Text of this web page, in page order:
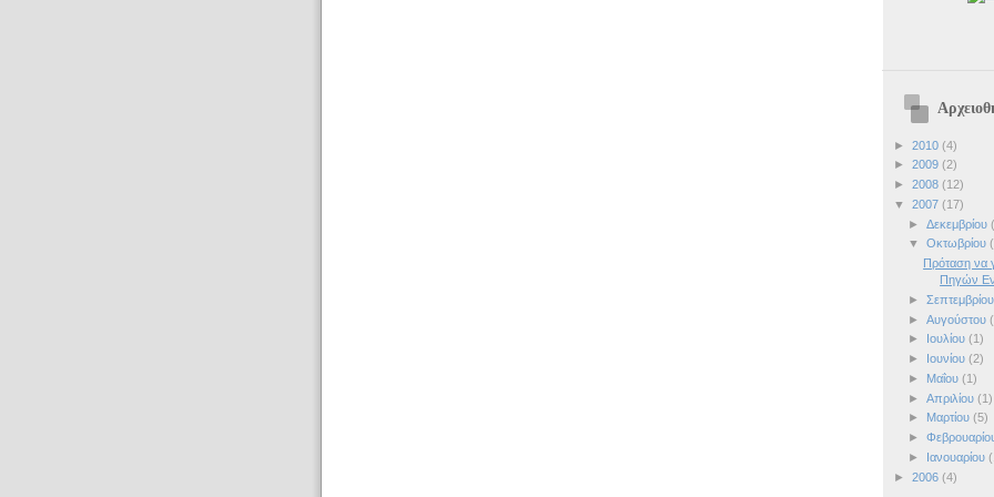
► 2010 (4)
► 2009 (2)
► 2008 (12)
▼ 2007 (17)
► Δεκεμβρίου
▼ Οκτωβρίου
Πρόταση να
Πηγών
►
► Αυγούστου
►
Ιουλίου (1)
►
Ιουνίου (2)
►
Μαΐου (1)
► Απριλίου (1)
►
Μαρτίου (5)
►
►
Ιανουαρίου
► 2006 (4)